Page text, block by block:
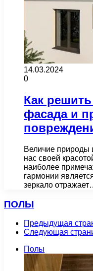
14.03.2024
0
Как
фасада и
Величие природы
нас своей
наиболее
гармонии
зеркало
ПОЛЫ
Предыдущая
Следующая
Полы